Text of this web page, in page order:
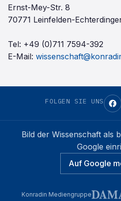
Ernst-Mey-Str. 8
70771 Leinfelden-
Tel: +49 (0)711 7594-392
E-Mail:
FOLGEN SIE UNS
Bild der Wissenschaft als
Google
Auf Google
Konradin Mediengruppe